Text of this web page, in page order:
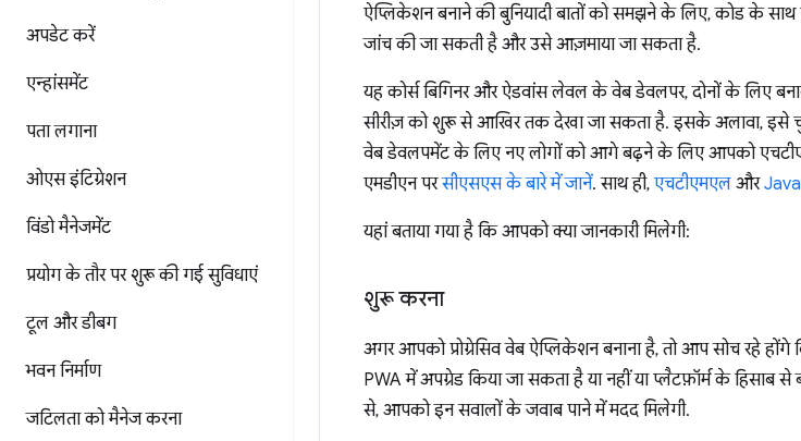
अपडेट करें
एन्‍हांसमेंट
पता लगाना
ओएस इंटिग्रेशन
विंडो मैनेजमेंट
प्रयोग के तौर पर शुरू की गई सुविधाएं
टूल और डीबग
भवन निर्माण
जटिलता को मैनेज करना
ऐप्लिकेशन बनाने की बुनियादी बातों को समझने के लिए, कोड के
जांच की जा सकती है और उसे आज़माया जा सकता है.
यह कोर्स बिगिनर और ऐडवांस लेवल के वेब डेवलपर, दोनों के लिए
सीरीज़ को शुरू से आखिर तक देखा जा सकता है. इसके अलावा, इसे
वेब डेवलपमेंट के लिए नए लोगों को आगे बढ़ने के लिए आपको
एमडीएन परसीएसएस के बारे में जानें. साथ ही, एचटीएमएल और
यहां बताया गया है कि आपको क्या जानकारी मिलेगी:
शुरू करना
अगर आपको प्रोग्रेसिव वेब ऐप्लिकेशन बनाना है, तो आप सोच रहे
PWA में अपग्रेड किया जा सकता है या नहीं या प्लैटफ़ॉर्म के
से, आपको इन सवालों के जवाब पाने में मदद मिलेगी.